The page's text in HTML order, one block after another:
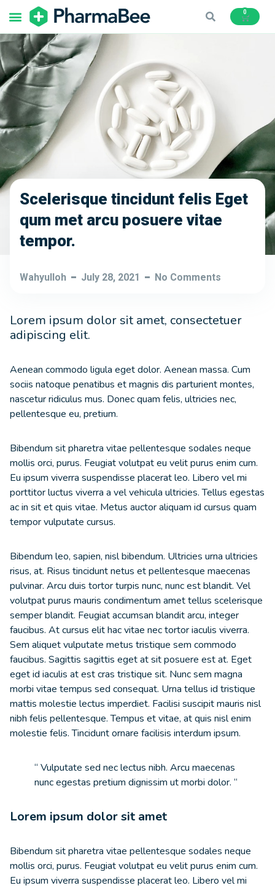
0
Scelerisque tincidunt felis Eget
qum met arcu posuere vitae
tempor.
Wahyulloh July 28, 2021 No Comments
Lorem ipsum dolor sit amet, consectetuer
adipiscing elit.
Aenean commodo ligula eget dolor. Aenean massa. Cum
sociis natoque penatibus et magnis dis parturient montes,
nascetur ridiculus mus. Donec quam felis, ultricies nec,
pellentesque eu, pretium.
Bibendum sit pharetra vitae pellentesque sodales neque
mollis orci, purus. Feugiat volutpat eu velit purus enim cum.
Eu ipsum viverra suspendisse placerat leo. Libero vel mi
porttitor luctus viverra a vel vehicula ultricies. Tellus egestas
ac in sit et quis vitae. Metus auctor aliquam id cursus quam
tempor vulputate cursus.
Bibendum leo, sapien, nisl bibendum. Ultricies urna ultricies
risus, at. Risus tincidunt netus et pellentesque maecenas
pulvinar. Arcu duis tortor turpis nunc, nunc est blandit. Vel
volutpat purus mauris condimentum amet tellus scelerisque
semper blandit. Feugiat accumsan blandit arcu, integer
faucibus. At cursus elit hac vitae nec tortor iaculis viverra.
Sem aliquet vulputate metus tristique sem commodo
faucibus. Sagittis sagittis eget at sit posuere est at. Eget
eget id iaculis at est cras tristique sit. Nunc sem magna
morbi vitae tempus sed consequat. Urna tellus id tristique
mattis molestie lectus imperdiet. Facilisi suscipit mauris nisl
nibh felis pellentesque. Tempus et vitae, at quis nisl enim
molestie felis. Tincidunt ornare facilisis interdum ipsum.
“ Vulputate sed nec lectus nibh. Arcu maecenas
nunc egestas pretium dignissim ut morbi dolor. “
Lorem ipsum dolor sit amet
Bibendum sit pharetra vitae pellentesque sodales neque
mollis orci, purus. Feugiat volutpat eu velit purus enim cum.
Eu ipsum viverra suspendisse placerat leo. Libero vel mi